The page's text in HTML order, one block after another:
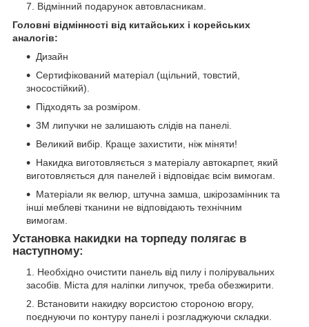
Відмінний подарунок автовласникам.
Головні відмінності від китайських і корейських
аналогів:
Дизайн
Сертифікований матеріал (щільний, товстий,
зносостійкий).
Підходять за розміром.
3М липучки не залишають слідів на панелі.
Великий вибір. Краще захистити, ніж міняти!
Накидка виготовляється з матеріалу автокарпет, який
виготовляється для панелей і відповідає всім вимогам.
Матеріали як велюр, штучна замша, шкірозамінник та
інші меблеві тканини не відповідають технічним
вимогам.
Установка накидки на торпеду полягає в
наступному:
Необхідно очистити панель від пилу і полірувальних
засобів. Міста для наліпки липучок, треба обезжирити.
Встановити накидку ворсистою стороною вгору,
поєднуючи по контуру панелі і розгладжуючи складки.